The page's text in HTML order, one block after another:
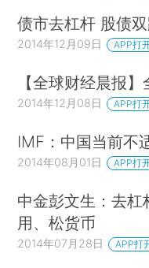
债市去杠杆 股债双
2014年12月09日 APP打
【全球财经晨报
2014年12月08日 APP打
IMF：中国当前不
2014年08月01日 APP打
中金彭文生：去杠
用、松货币
2014年07月28日 APP打